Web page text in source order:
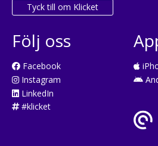
Tyck till om Klicket
Följ oss
Facebook
Instagram
LinkedIn
#klicket